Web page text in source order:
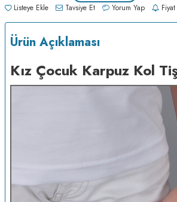
Listeye Ekle Tavsiye Et Yorum Yap
Ürün Açıklaması
Kız Çocuk Karpuz Kol